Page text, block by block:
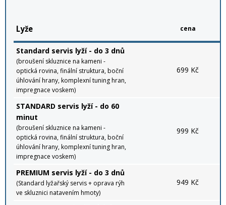
Lyže cena
Standard servis lyží - do 3 dnů
(broušení skluznice na kameni -
optická rovina, finální struktura, boční
úhlování hrany, komplexní tuning hran,
impregnace voskem)
699 Kč
STANDARD servis lyží - do 60
minut
(broušení skluznice na kameni -
optická rovina, finální struktura, boční
úhlování hrany, komplexní tuning hran,
impregnace voskem)
999 Kč
PREMIUM servis lyží - do 3 dnů
(Standard lyžařský servis + oprava rýh
ve skluznici natavením hmoty)
949 Kč